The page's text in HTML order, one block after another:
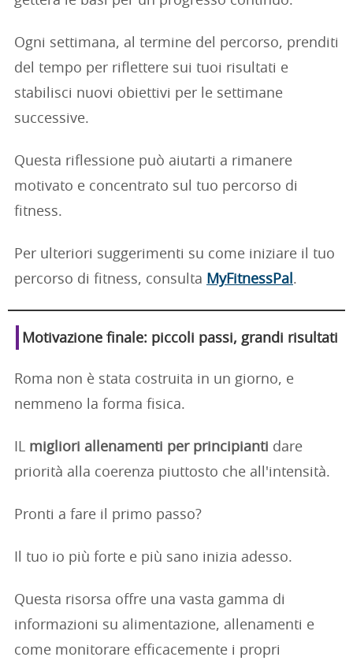
Ogni settimana, al termine del percorso, prenditi
del tempo per riflettere sui tuoi risultati e
stabilisci nuovi obiettivi per le settimane
successive.
Questa riflessione può aiutarti a rimanere
motivato e concentrato sul tuo percorso di
fitness.
Per ulteriori suggerimenti su come iniziare il tuo
percorso di fitness, consulta MyFitnessPal .
Motivazione finale: piccoli passi, grandi risultati
Roma non è stata costruita in un giorno, e
nemmeno la forma fisica.
IL migliori allenamenti per principianti dare
priorità alla coerenza piuttosto che all'intensità.
Pronti a fare il primo passo?
Il tuo io più forte e più sano inizia adesso.
Questa risorsa offre una vasta gamma di
informazioni su alimentazione, allenamenti e
come monitorare efficacemente i propri